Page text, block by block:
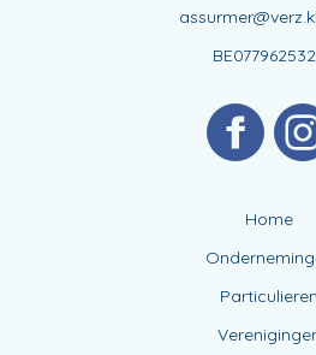
Home
Particulieren